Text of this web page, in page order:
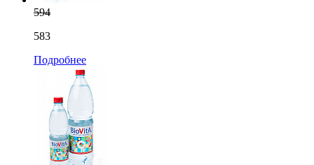
594
583
Подробнее